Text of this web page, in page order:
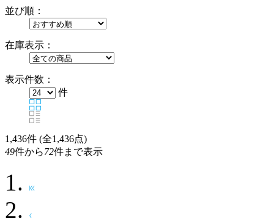
並び順：
在庫表示：
表示件数：
件
1,436件 (全1,436点)
49件から72件まで表示